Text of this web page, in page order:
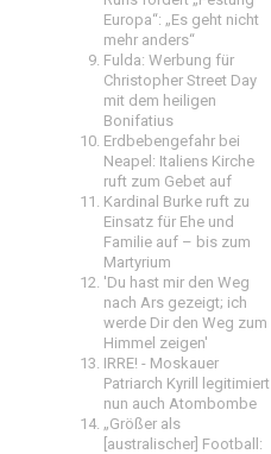
Europa“: „Es geht nicht
mehr anders“
Fulda: Werbung für
Christopher Street Day
mit dem heiligen
Bonifatius
Erdbebengefahr bei
Neapel: Italiens Kirche
ruft zum Gebet auf
Kardinal Burke ruft zu
Einsatz für Ehe und
Familie auf – bis zum
Martyrium
'Du hast mir den Weg
nach Ars gezeigt; ich
werde Dir den Weg zum
Himmel zeigen'
IRRE! - Moskauer
Patriarch Kyrill legitimiert
nun auch Atombombe
„Größer als
[australischer] Football: